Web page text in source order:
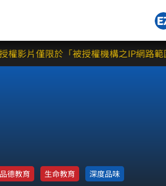
影片僅限於「被授權機構之IP網路範
品德教育 生命教育 深度品味